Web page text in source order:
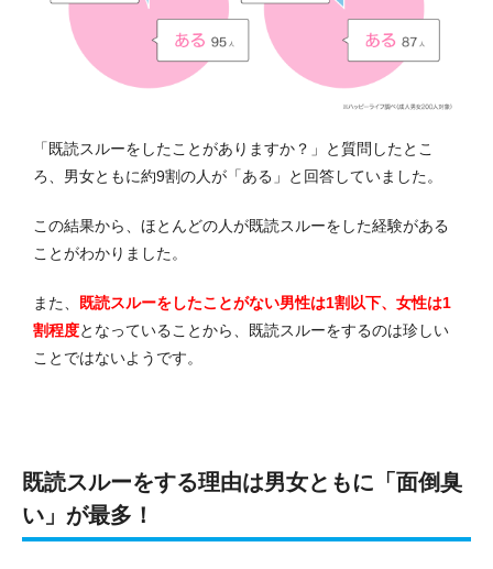
「既読スルーをしたことがありますか？」と質問したとこ
ろ、男女ともに約9割の人が「ある」と回答していました。
この結果から、ほとんどの人が既読スルーをした経験がある
ことがわかりました。
また、
既読スルーをしたことがない男性は1割以下、女性は1
割程度となっていることから、既読スルーをするのは珍しい
ことではないようです。
既読スルーをする理由は男女ともに「面倒臭
い」が最多！